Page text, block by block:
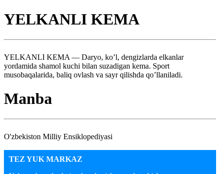
YELKANLI KEMA
YELKANLI KEMA — Daryo, ko’l, dengizlarda elkanlar
yordamida shamol kuchi bilan suzadigan kema. Sport
musobaqalarida, baliq ovlash va sayr qilishda qo’llaniladi.
Manba
O'zbekiston Milliy Ensiklopediyasi
TEZ YUK MARKAZ